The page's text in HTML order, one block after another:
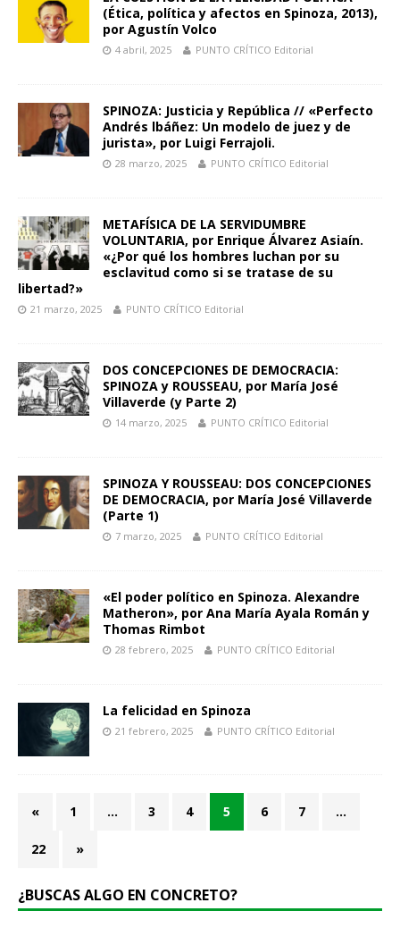
(Ética, política y afectos en Spinoza, 2013),
por Agustín Volco
4 abril, 2025 PUNTO CRÍTICO Editorial
SPINOZA: Justicia y República // «Perfecto
Andrés lbáñez: Un modelo de juez y de
jurista», por Luigi Ferrajoli.
28 marzo, 2025 PUNTO CRÍTICO Editorial
METAFÍSICA DE LA SERVIDUMBRE
VOLUNTARIA, por Enrique Álvarez Asiaín.
«¿Por qué los hombres luchan por su
esclavitud como si se tratase de su
libertad?»
21 marzo, 2025 PUNTO CRÍTICO Editorial
DOS CONCEPCIONES DE DEMOCRACIA:
SPINOZA y ROUSSEAU, por María José
Villaverde (y Parte 2)
14 marzo, 2025 PUNTO CRÍTICO Editorial
SPINOZA Y ROUSSEAU: DOS CONCEPCIONES
DE DEMOCRACIA, por María José Villaverde
(Parte 1)
7 marzo, 2025 PUNTO CRÍTICO Editorial
«El poder político en Spinoza. Alexandre
Matheron», por Ana María Ayala Román y
Thomas Rimbot
28 febrero, 2025 PUNTO CRÍTICO Editorial
La felicidad en Spinoza
21 febrero, 2025 PUNTO CRÍTICO Editorial
« 1 … 3 4 5 6 7 …
22 »
¿BUSCAS ALGO EN CONCRETO?